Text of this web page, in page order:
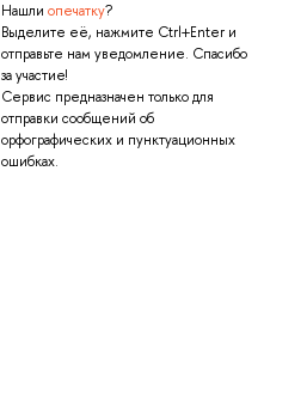
Нашли опечатку?
Выделите её, нажмите Ctrl+Enter и
отправьте нам уведомление. Спасибо
за участие!
Сервис предназначен только для
отправки сообщений об
орфографических и пунктуационных
ошибках.